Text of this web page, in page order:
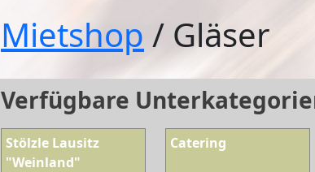
Mietshop / Gläser
Verfügbare
Stölzle Lausitz
"Weinland"
Catering